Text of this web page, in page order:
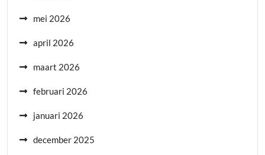
mei 2026
april 2026
maart 2026
februari 2026
januari 2026
december 2025